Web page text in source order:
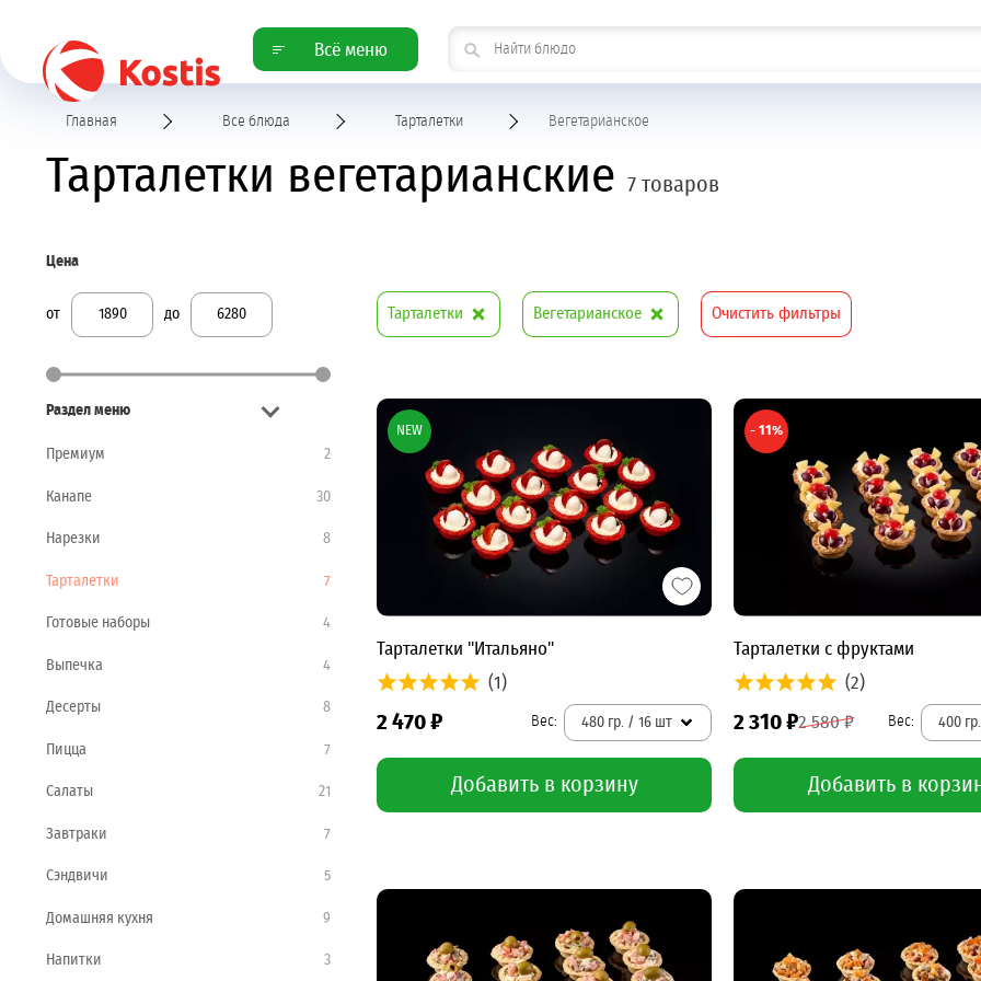
Всё меню
Главная Все блюда Тарталетки Вегетарианское
Тарталетки вегетарианские 7 товаров
Цена
от до
Раздел меню
Премиум 2
Канапе 30
Нарезки 8
Тарталетки 7
Готовые наборы 4
Выпечка 4
Десерты 8
Пицца 7
Салаты 21
Завтраки 7
Сэндвичи 5
Домашняя кухня 9
Напитки 3
Тарталетки Вегетарианское Очистить фильтры
Тарталетки "Итальяно"
(1)
2 470 ₽ 480 гр. / 16 шт
Добавить в корзину
NEW
Тарталетки с фруктами
(2)
2 580 ₽
2 310 ₽ 400
Добавить в
- 11%